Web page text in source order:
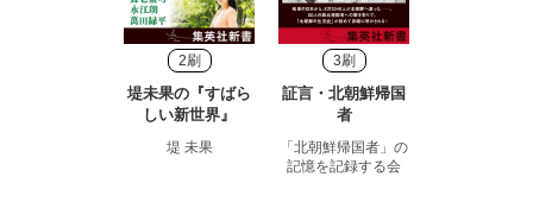
2刷
堤未果の『すばら
しい新世界』
堤 未果
3刷
証言・北朝鮮帰国
者
「北朝鮮帰国者」の
記憶を記録する会